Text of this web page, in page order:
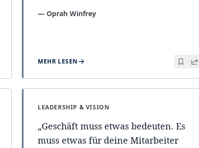
— Oprah Winfrey
MEHR LESEN
LEADERSHIP & VISION
„Geschäft muss etwas bedeuten. Es
muss etwas für deine Mitarbeiter